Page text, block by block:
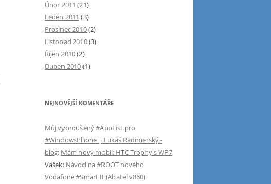
Únor 2011 (21)
Leden 2011 (3)
Prosinec 2010(2)
Listopad 2010(3)
Říjen 2010(2)
Duben 2010(1)
NEJNOVĚJŠÍ KOMENTÁŘE
Můj vybroušený #AppList pro
#WindowsPhone | Lukáš Radimerský -
blog: Mám nový mobil: HTC Trophy s WP7
Vašek: Návod na #ROOT nového
Vodafone #Smart II (Alcatel v860)